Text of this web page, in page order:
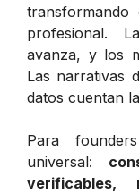
profesional.
avanza, y los
Las narrativas
datos cuentan
Para
universal:
verificables,